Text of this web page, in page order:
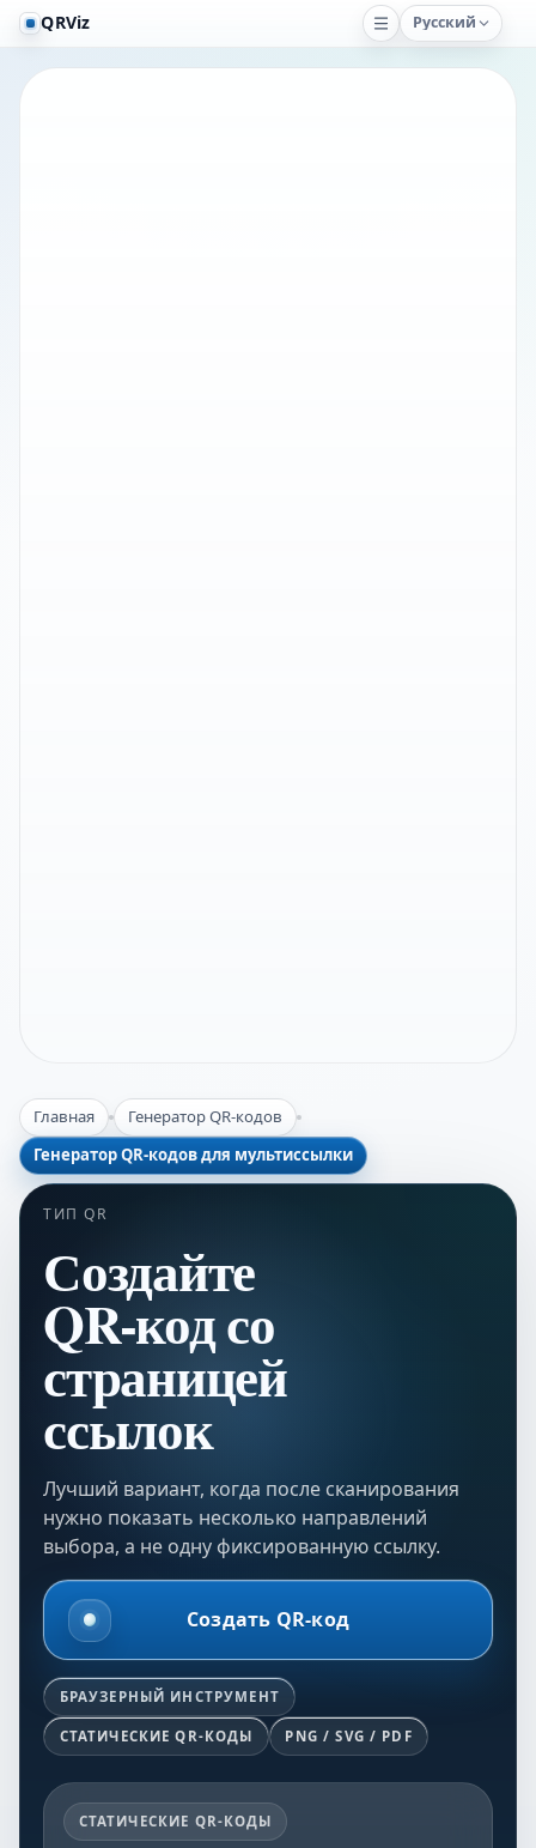
QRViz Русский
Главная
Генератор QR-кодов
Генератор QR-кодов для мультиссылки
ТИП QR
Создайте
QR-код со
страницей
ссылок
Лучший вариант, когда после сканирования
нужно показать несколько направлений
выбора, а не одну фиксированную ссылку.
Создать QR-код
БРАУЗЕРНЫЙ ИНСТРУМЕНТ
СТАТИЧЕСКИЕ QR-КОДЫ PNG / SVG / PDF
СТАТИЧЕСКИЕ QR-КОДЫ